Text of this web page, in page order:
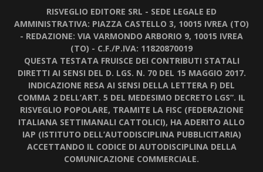
RISVEGLIO EDITORE SRL - SEDE LEGALE ED
AMMINISTRATIVA: PIAZZA CASTELLO 3, 10015 IVREA (TO)
- REDAZIONE: VIA VARMONDO ARBORIO 9, 10015 IVREA
(TO) - C.F./P.IVA: 11820870019
QUESTA TESTATA FRUISCE DEI CONTRIBUTI STATALI
DIRETTI AI SENSI DEL D. LGS. N. 70 DEL 15 MAGGIO 2017.
INDICAZIONE RESA AI SENSI DELLA LETTERA F) DEL
COMMA 2 DELL’ART. 5 DEL MEDESIMO DECRETO LGS”. IL
RISVEGLIO POPOLARE, TRAMITE LA FISC (FEDERAZIONE
ITALIANA SETTIMANALI CATTOLICI), HA ADERITO ALLO
IAP (ISTITUTO DELL’AUTODISCIPLINA PUBBLICITARIA)
ACCETTANDO IL CODICE DI AUTODISCIPLINA DELLA
COMUNICAZIONE COMMERCIALE.